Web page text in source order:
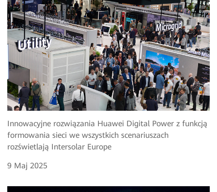
Innowacyjne rozwiązania Huawei Digital Power z funkcją
formowania sieci we wszystkich scenariuszach
rozświetlają Intersolar Europe
9 Maj 2025